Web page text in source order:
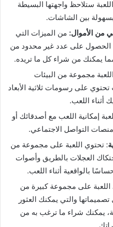
ستلاحظ واجهتها البسيطة
بسهولة بين الشاشات.
من الأموال: من الميزات التي
الحصول على عدد غير محدود من
مما يمكنك من شراء كل ما تريده.
مجموعة من البيئات
على رسومات ثلاثية الأبعاد
أثناء اللعب.
إمكانية اللعب مع أصدقائك أو
التواصل الاجتماعي.
: تحتوي اللعبة على مجموعة من
العجلات بالطريق وأصوات
بالواقعية أثناء اللعب.
على مجموعة كبيرة من
والتي يمكنك العثور
يمكنك شراء ما ترغب به من